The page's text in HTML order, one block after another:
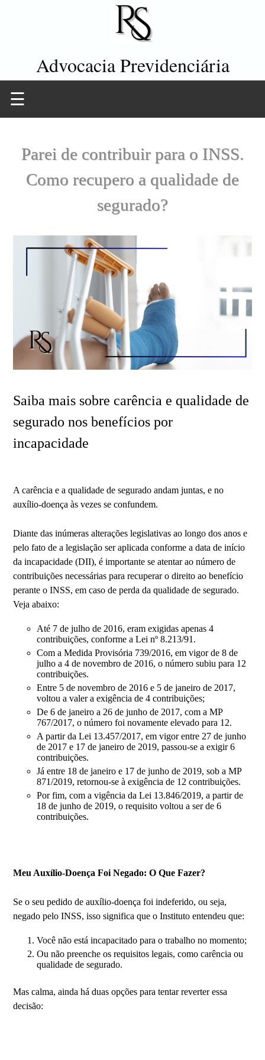
Advocacia Previdenciária
☰
Parei de contribuir para o INSS.
Como recupero a qualidade de
segurado?
Saiba mais sobre carência e qualidade de
segurado nos benefícios por
incapacidade
A carência e a qualidade de segurado andam juntas, e no
auxílio-doença às vezes se confundem.
Diante das inúmeras alterações legislativas ao longo dos anos e
pelo fato de a legislação ser aplicada conforme a data de início
da incapacidade (DII), é importante se atentar ao número de
contribuições necessárias para recuperar o direito ao benefício
perante o INSS, em caso de perda da qualidade de segurado.
Veja abaixo:
Até 7 de julho de 2016, eram exigidas apenas 4
contribuições, conforme a Lei nº 8.213/91.
Com a Medida Provisória 739/2016, em vigor de 8 de
julho a 4 de novembro de 2016, o número subiu para 12
contribuições.
Entre 5 de novembro de 2016 e 5 de janeiro de 2017,
voltou a valer a exigência de 4 contribuições;
De 6 de janeiro a 26 de junho de 2017, com a MP
767/2017, o número foi novamente elevado para 12.
A partir da Lei 13.457/2017, em vigor entre 27 de junho
de 2017 e 17 de janeiro de 2019, passou-se a exigir 6
contribuições.
Já entre 18 de janeiro e 17 de junho de 2019, sob a MP
871/2019, retornou-se à exigência de 12 contribuições.
Por fim, com a vigência da Lei 13.846/2019, a partir de
18 de junho de 2019, o requisito voltou a ser de 6
contribuições.
Meu Auxílio-Doença Foi Negado: O Que Fazer?
Se o seu pedido de auxílio-doença foi indeferido, ou seja,
negado pelo INSS, isso significa que o Instituto entendeu que:
Você não está incapacitado para o trabalho no momento;
Ou não preenche os requisitos legais, como carência ou
qualidade de segurado.
Mas calma, ainda há duas opções para tentar reverter essa
decisão: